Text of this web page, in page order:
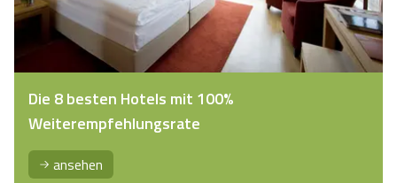
Die 8 besten Hotels mit 100%
Weiterempfehlungsrate
ansehen